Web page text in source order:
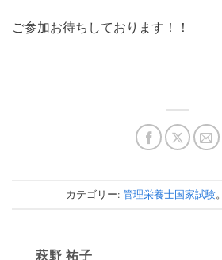
ご参加お待ちしております！！
カテゴリー: 管理栄養士国家試験。
萩野 祐子